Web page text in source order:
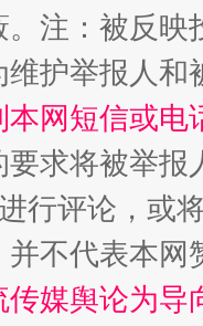
注：被反
护举报人
本网短信或电
求将被举
行评论，或
不代表本
媒舆论为导